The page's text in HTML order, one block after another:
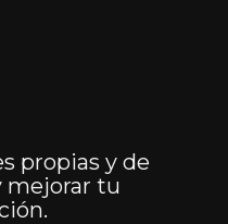
propias y de
mejorar tu